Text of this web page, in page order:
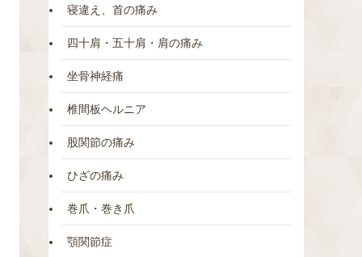
寝違え、首の痛み
四十肩・五十肩・肩の痛み
坐骨神経痛
椎間板ヘルニア
股関節の痛み
ひざの痛み
巻爪・巻き爪
顎関節症